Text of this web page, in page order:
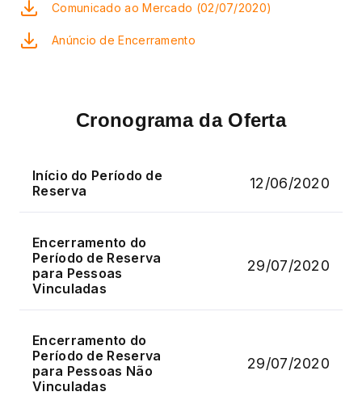
Comunicado ao Mercado (02/07/2020)
Anúncio de Encerramento
Cronograma da Oferta
Início do Período de
Reserva
12/06/2020
Encerramento do
Período de Reserva
para Pessoas
Vinculadas
29/07/2020
Encerramento do
Período de Reserva
para Pessoas Não
Vinculadas
29/07/2020